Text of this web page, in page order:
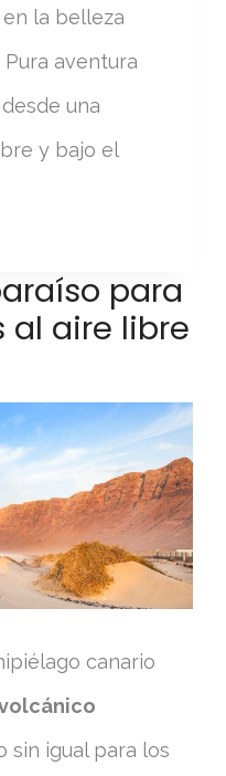
la belleza
aventura
una
y bajo el
para
al aire libre
canario
sin igual para los